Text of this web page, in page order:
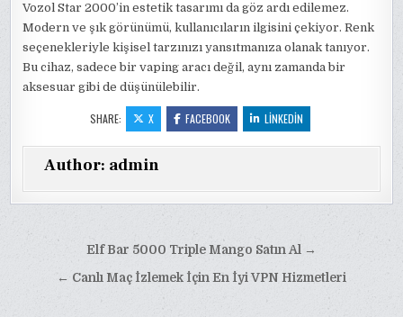
Vozol Star 2000’in estetik tasarımı da göz ardı edilemez.
Modern ve şık görünümü, kullanıcıların ilgisini çekiyor. Renk
seçenekleriyle kişisel tarzınızı yansıtmanıza olanak tanıyor.
Bu cihaz, sadece bir vaping aracı değil, aynı zamanda bir
aksesuar gibi de düşünülebilir.
SHARE: X FACEBOOK LINKEDIN
Author: admin
gezinmesi
Elf Bar 5000 Triple Mango Satın Al →
← Canlı Maç İzlemek İçin En İyi VPN Hizmetleri